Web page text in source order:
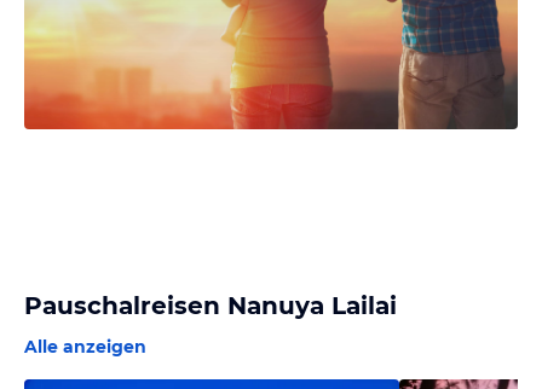
Pauschalreisen Nanuya Lailai
Alle anzeigen